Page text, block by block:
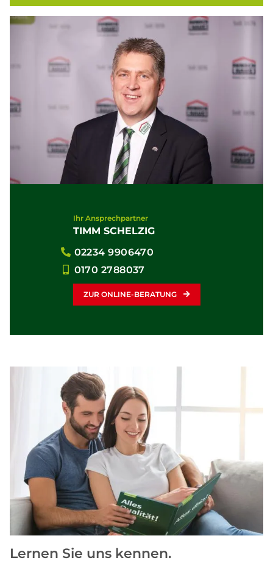
Ihr Ansprechpartner
TIMM SCHELZIG
02234 9906470
0170 2788037
ZUR ONLINE-BERATUNG
Lernen Sie uns kennen.